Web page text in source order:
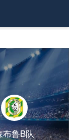
布鲁B队